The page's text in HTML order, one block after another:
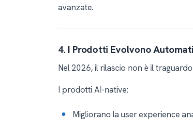
avanzate.
4. I Prodotti Evolvono
Nel 2026, il rilascio non è il
I prodotti AI-native:
Migliorano la user experience